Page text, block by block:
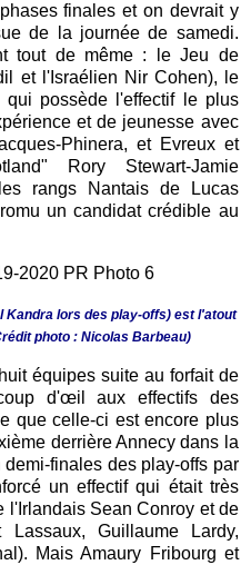
finales et on devrait y
de la journée de samedi.
tout de même : le Jeu de
et l'Israélien Nir Cohen), le
possède l'effectif le plus
et de jeunesse avec
Phinera, et Evreux et
Rory Stewart-Jamie
rangs Nantais de Lucas
un candidat crédible au
Kandra lors des play-offs) est l'atout
photo : Nicolas Barbeau)
équipes suite au forfait de
d'œil aux effectifs des
que celle-ci est encore plus
derrière Annecy dans la
finales des play-offs par
un effectif qui était très
l'Irlandais Sean Conroy et de
Lassaux, Guillaume Lardy,
Mais Amaury Fribourg et